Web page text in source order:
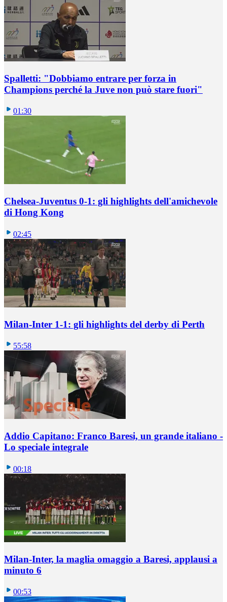
Spalletti: "Dobbiamo entrare per forza in
Champions perché la Juve non può stare fuori"
01:30
Chelsea-Juventus 0-1: gli highlights dell'amichevole
di Hong Kong
02:45
Milan-Inter 1-1: gli highlights del derby di Perth
55:58
Addio Capitano: Franco Baresi, un grande italiano -
Lo speciale integrale
00:18
Milan-Inter, la maglia omaggio a Baresi, applausi a
minuto 6
00:53